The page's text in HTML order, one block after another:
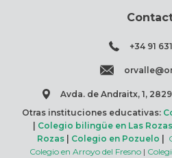
+34 91
Avda. de Andraitx, 1,
Otras instituciones educativas:
| Colegio bilingüe en Las Rozas
Rozas | Colegio en Pozuelo |
Colegio en Arroyo del Fresno|